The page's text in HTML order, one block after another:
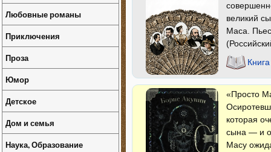
великий
Маса.
«Просто
которая
сына — и
Масу
Любовные романы
Приключения
Проза
Юмор
Детское
Дом и семья
Наука, Образование